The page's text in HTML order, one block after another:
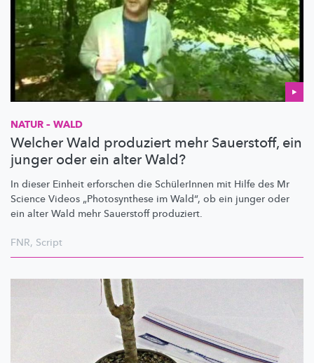
NATUR – WALD
Welcher Wald produziert mehr Sauerstoff, ein
junger oder ein alter Wald?
In dieser Einheit erforschen die SchülerInnen mit Hilfe des Mr
Science Videos „Photosynthese im Wald“, ob ein junger oder
ein alter Wald mehr Sauerstoff produziert.
FNR, Script